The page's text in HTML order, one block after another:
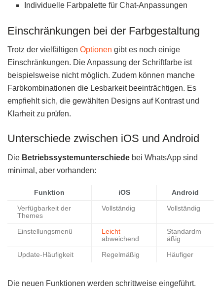
Individuelle Farbpalette für Chat-Anpassungen
Einschränkungen bei der Farbgestaltung
Trotz der vielfältigen Optionen gibt es noch einige
Einschränkungen. Die Anpassung der Schriftfarbe ist
beispielsweise nicht möglich. Zudem können manche
Farbkombinationen die Lesbarkeit beeinträchtigen. Es
empfiehlt sich, die gewählten Designs auf Kontrast und
Klarheit zu prüfen.
Unterschiede zwischen iOS und Android
Die Betriebssystemunterschiede bei WhatsApp sind
minimal, aber vorhanden:
Funktion iOS Android
Verfügbarkeit der
Themes
Vollständig Vollständig
Einstellungsmenü
Leicht
abweichend
Standardm
äßig
Update-Häufigkeit Regelmäßig Häufiger
Die neuen Funktionen werden schrittweise eingeführt.